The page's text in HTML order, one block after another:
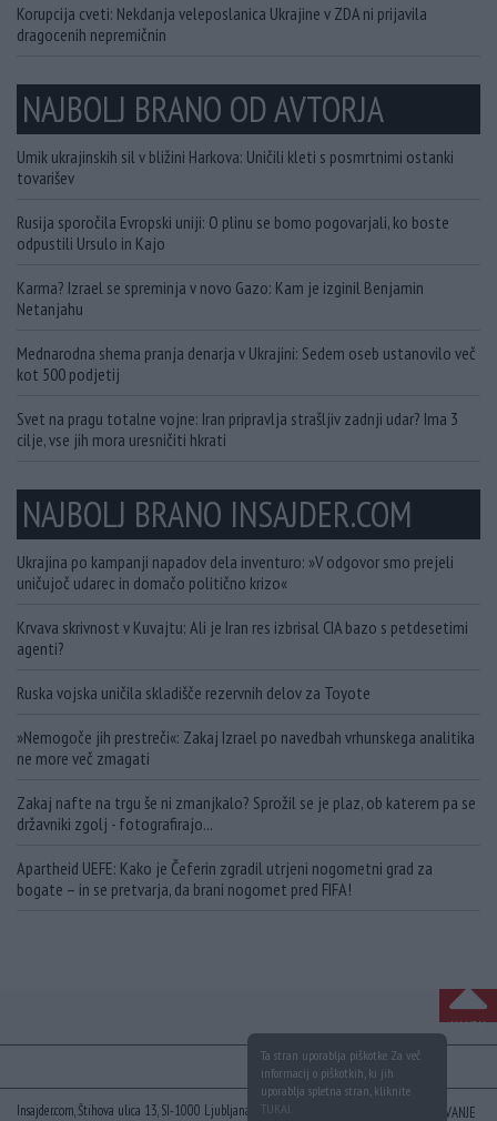
Korupcija cveti: Nekdanja veleposlanica Ukrajine v ZDA ni prijavila
dragocenih nepremičnin
NAJBOLJ BRANO OD AVTORJA
Umik ukrajinskih sil v bližini Harkova: Uničili kleti s posmrtnimi ostanki
tovarišev
Rusija sporočila Evropski uniji: O plinu se bomo pogovarjali, ko boste
odpustili Ursulo in Kajo
Karma? Izrael se spreminja v novo Gazo: Kam je izginil Benjamin
Netanjahu
Mednarodna shema pranja denarja v Ukrajini: Sedem oseb ustanovilo več
kot 500 podjetij
Svet na pragu totalne vojne: Iran pripravlja strašljiv zadnji udar? Ima 3
cilje, vse jih mora uresničiti hkrati
NAJBOLJ BRANO INSAJDER.COM
Ukrajina po kampanji napadov dela inventuro: »V odgovor smo prejeli
uničujoč udarec in domačo politično krizo«
Krvava skrivnost v Kuvajtu: Ali je Iran res izbrisal CIA bazo s petdesetimi
agenti?
Ruska vojska uničila skladišče rezervnih delov za Toyote
»Nemogoče jih prestreči«: Zakaj Izrael po navedbah vrhunskega analitika
ne more več zmagati
Zakaj nafte na trgu še ni zmanjkalo? Sprožil se je plaz, ob katerem pa se
državniki zgolj - fotografirajo...
Apartheid UEFE: Kako je Čeferin zgradil utrjeni nogometni grad za
bogate – in se pretvarja, da brani nogomet pred FIFA!
NA VRH
Insajder.com, Štihova ulica 13, SI-1000 Ljubljana, Slovenija | E-mail: VAROVANJE
Ta stran uporablja piškotke. Za več
informacij o piškotkih, ki jih
uporablja spletna stran, kliknite
TUKAJ